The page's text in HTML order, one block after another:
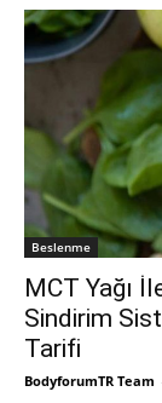
Beslenme
MCT Yağı
Sindirim
Tarifi
BodyforumTR Team